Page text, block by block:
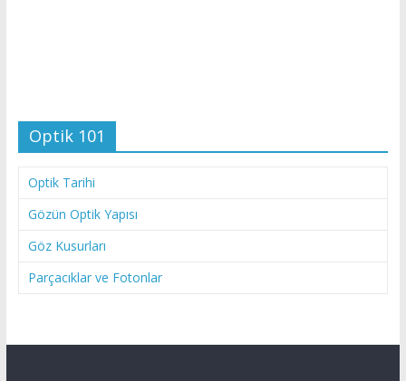
Optik 101
Optik Tarihi
Gözün Optik Yapısı
Göz Kusurları
Parçacıklar ve Fotonlar